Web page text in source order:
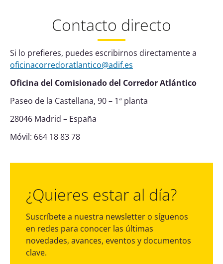
Contacto directo
Si lo prefieres, puedes escribirnos directamente a
oficinacorredoratlantico@adif.es
Oficina del Comisionado del Corredor Atlántico
Paseo de la Castellana, 90 – 1ª planta
28046 Madrid – España
Móvil: 664 18 83 78
¿Quieres estar al día?
Suscríbete a nuestra newsletter o síguenos
en redes para conocer las últimas
novedades, avances, eventos y documentos
clave.